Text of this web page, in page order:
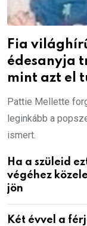
Fia
édesanyja
mint azt el
Pattie Mellette
leginkább a
ismert.
Ha a szüleid
végéhez
jön
Két évvel a